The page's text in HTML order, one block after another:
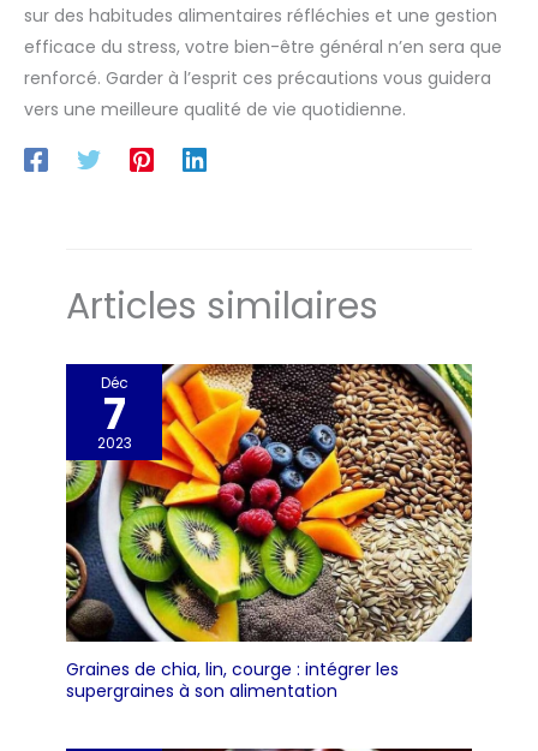
sur des habitudes alimentaires réfléchies et une gestion
efficace du stress, votre bien-être général n’en sera que
renforcé. Garder à l’esprit ces précautions vous guidera
vers une meilleure qualité de vie quotidienne.
Articles similaires
Déc
7
2023
Graines de chia, lin, courge : intégrer les
supergraines à son alimentation